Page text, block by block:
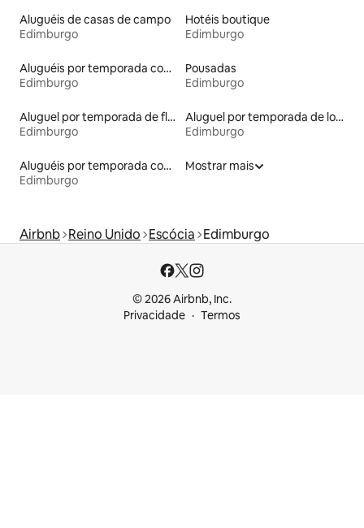
Aluguéis de casas de campo
Edimburgo
Hotéis boutique
Edimburgo
Aluguéis por temporada com acesso ao lago
Edimburgo
Pousadas
Edimburgo
Aluguel por temporada de flats
Edimburgo
Aluguel por temporada de lofts
Edimburgo
Aluguéis por temporada com acesso à praia
Edimburgo
Mostrar mais
Airbnb Reino Unido Escócia Edimburgo
© 2026 Airbnb, Inc.
Privacidade
Termos